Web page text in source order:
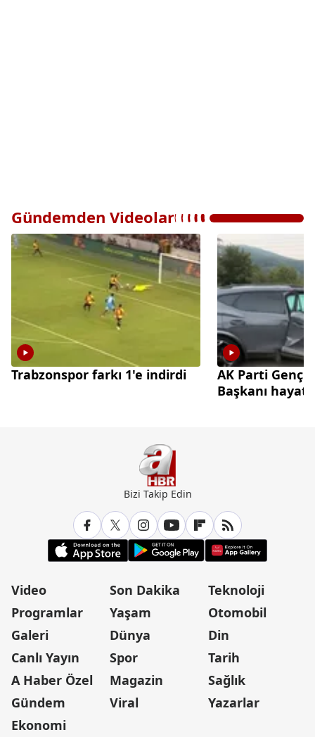
Gündemden Videolar
Trabzonspor farkı 1'e indirdi
AK Parti
Başkanı
Bizi Takip Edin
Video
Programlar
Galeri
Canlı Yayın
A Haber Özel
Gündem
Ekonomi
Son Dakika
Yaşam
Dünya
Spor
Magazin
Viral
Teknoloji
Otomobil
Din
Tarih
Sağlık
Yazarlar